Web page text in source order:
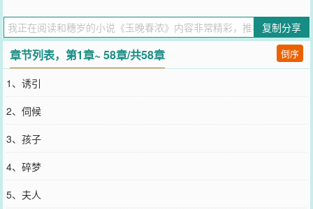
上，听他说：“世人皆知本相从不做赔本的买卖，所以程姑娘，你拿什
么交换？”“意晚，愿伺候大人。”交易的物品自然是她，男人点头笑
道，欣然接受，那时的她还不知道，将她逼到绝路，再将她所有傲骨
一寸一寸斩断的就是她此时所认为的救命恩人。耳鬓厮磨，极尽缠绵
之时，他总是摸着她细嫩的脖颈，一遍又一遍的说：“第一次见你的时
候，我就在想，那桃夭红粉衣裳下的身躯该是何等曼妙。”-裴商玉知
道的，他的阿晚心中根本没有他，不然怎么会在重逢之时，压根没有
想起他，她不知道她扮作欢喜，讨好他的样子，当真是假极了，可偏
偏他却想要将自己这颗热忱之心双手奉上。直到她一而再再而三的想
要逃离他的身边之时，他扣着她的脖子，一只手覆在她的小腹之上说
道：“阿晚，我们的孩子，必定会像你一样聪慧。”“你若再逃，我就杀
光程家，听话些，不好吗？”
您要是觉得《
里的朋友推荐哦！
复制分享
章节列表，第1章~ 58章/共58章 倒序
1、诱引
2、伺候
3、孩子
4、碎梦
5、夫人